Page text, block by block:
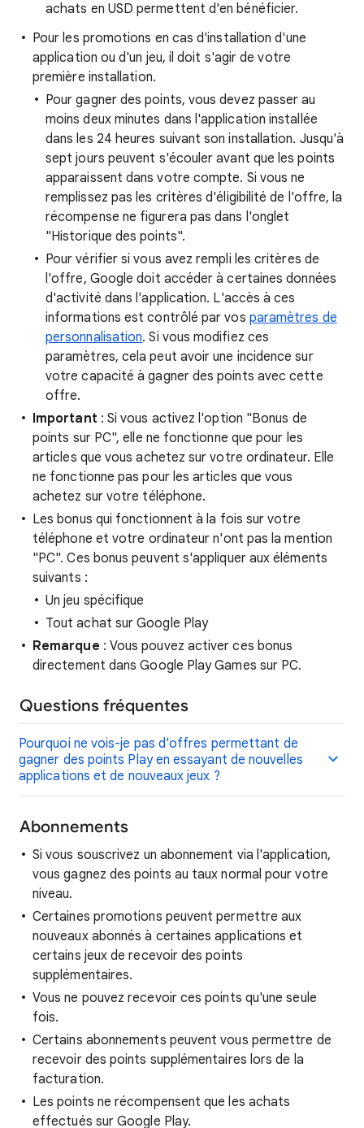
achats en USD permettent d'en bénéficier.
Pour les promotions en cas d'installation d'une
application ou d'un jeu, il doit s'agir de votre
première installation.
Pour gagner des points, vous devez passer au
moins deux minutes dans l'application installée
dans les 24 heures suivant son installation. Jusqu'à
sept jours peuvent s'écouler avant que les points
apparaissent dans votre compte. Si vous ne
remplissez pas les critères d'éligibilité de l'offre, la
récompense ne figurera pas dans l'onglet
"Historique des points".
Pour vérifier si vous avez rempli les critères de
l'offre, Google doit accéder à certaines données
d'activité dans l'application. L'accès à ces
informations est contrôlé par vos paramètres de
personnalisation. Si vous modifiez ces
paramètres, cela peut avoir une incidence sur
votre capacité à gagner des points avec cette
offre.
Important : Si vous activez l'option "Bonus de
points sur PC", elle ne fonctionne que pour les
articles que vous achetez sur votre ordinateur. Elle
ne fonctionne pas pour les articles que vous
achetez sur votre téléphone.
Les bonus qui fonctionnent à la fois sur votre
téléphone et votre ordinateur n'ont pas la mention
"PC". Ces bonus peuvent s'appliquer aux éléments
suivants :
Un jeu spécifique
Tout achat sur Google Play
Remarque : Vous pouvez activer ces bonus
directement dans Google Play Games sur PC.
Questions fréquentes
Pourquoi ne vois-je pas d'offres permettant de
gagner des points Play en essayant de nouvelles
applications et de nouveaux jeux ?
Abonnements
Si vous souscrivez un abonnement via l'application,
vous gagnez des points au taux normal pour votre
niveau.
Certaines promotions peuvent permettre aux
nouveaux abonnés à certaines applications et
certains jeux de recevoir des points
supplémentaires.
Vous ne pouvez recevoir ces points qu'une seule
fois.
Certains abonnements peuvent vous permettre de
recevoir des points supplémentaires lors de la
facturation.
Les points ne récompensent que les achats
effectués sur Google Play.